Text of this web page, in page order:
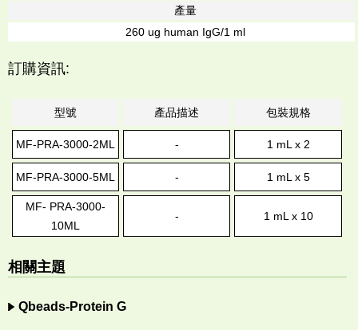
產量
260 ug human IgG/1 ml
訂購資訊:
型號 產品描述 包裝規格
MF-PRA-3000-2ML - 1 mL x 2
MF-PRA-3000-5ML - 1 mL x 5
MF- PRA-3000-
10ML
- 1 mL x 10
相關主題
Qbeads-Protein G